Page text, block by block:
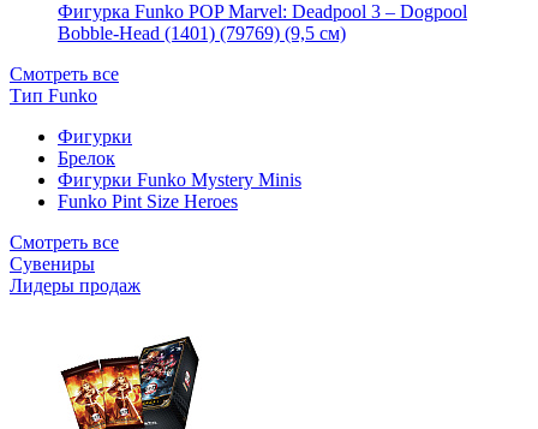
Фигурка Funko POP Marvel: Deadpool 3 – Dogpool
Bobble-Head (1401) (79769) (9,5 см)
Смотреть все
Тип Funko
Фигурки
Брелок
Фигурки Funko Mystery Minis
Funko Pint Size Heroes
Смотреть все
Сувениры
Лидеры продаж